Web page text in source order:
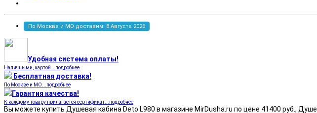
По Москве и МО доставим: 8 Августа 2026
Удобная система оплаты!
Наличными, картой...подробнее
Бесплатная доставка!
По Москве и МО...подробнее
Гарантия качества!
К каждому товару прилагается сертификат...подробнее
Вы можете купить Душевая кабина Deto L980 в магазине MirDusha.ru по цене 41400 руб.,